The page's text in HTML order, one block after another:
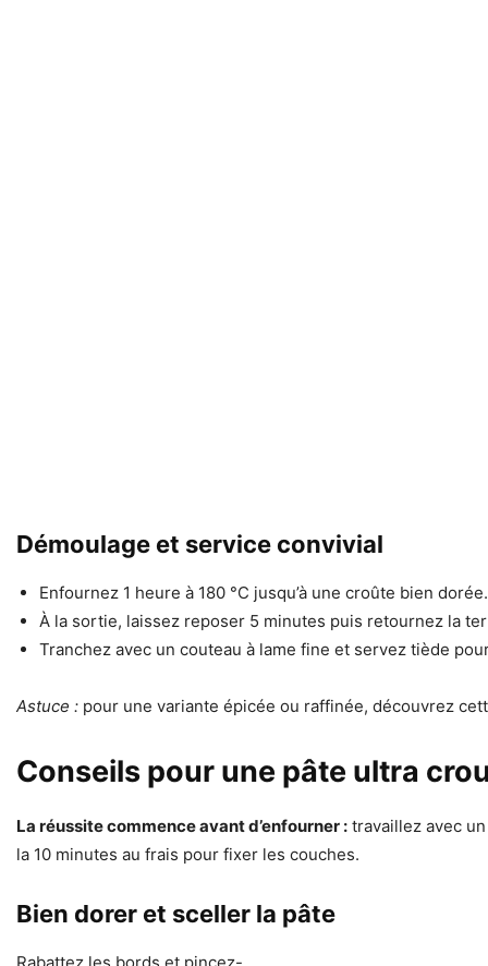
Démoulage et service convivial
Enfournez 1 heure à 180 °C jusqu’à une croûte bien dorée.
À la sortie, laissez reposer 5 minutes puis retournez la
Tranchez avec un couteau à lame fine et servez tiède
Astuce : pour une variante épicée ou raffinée, découvrez
Conseils pour une pâte ultra
La réussite commence avant d’enfourner : travaillez avec
la 10 minutes au frais pour fixer les couches.
Bien dorer et sceller la pâte